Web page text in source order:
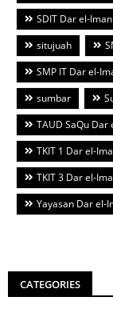
SDIT Dar el-Iman
situjuah
SMP IT Dar el-
sumbar
TAUD SaQu Dar
TKIT 1 Dar el-
TKIT 3 Dar el-
Yayasan Dar el-
CATEGORIES